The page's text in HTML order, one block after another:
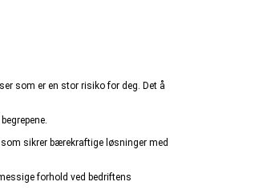
som er en stor risiko for deg. Det å
sikrer bærekraftige løsninger med
forhold ved bedriftens